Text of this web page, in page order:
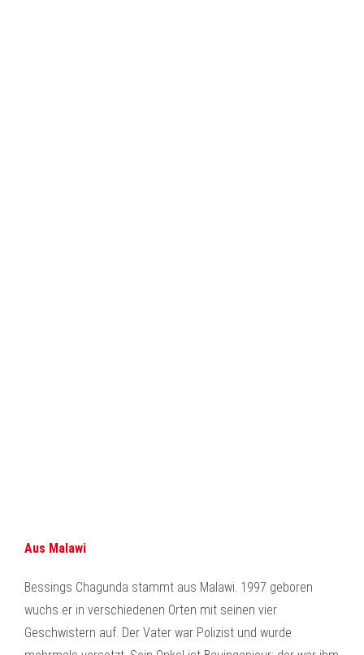
Aus Malawi
Bessings Chagunda stammt aus Malawi. 1997 geboren
wuchs er in verschiedenen Orten mit seinen vier
Geschwistern auf. Der Vater war Polizist und wurde